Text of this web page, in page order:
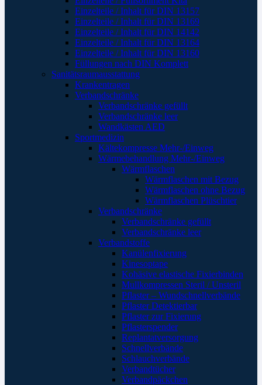
Einzelteile / Inhalt für DIN 13157
Einzelteile / Inhalt für DIN 13169
Einzelteile / Inhalt für DIN 14142
Einzelteile / Inhalt für DIN 13164
Einzelteile / Inhalt für DIN 13160
Füllungen nach DIN Komplett
Sanitätsraumausstattung
Krankentragen
Verbandschränke
Verbandschränke gefüllt
Verbandschränke leer
Wandkästen AED
Sportmedizin
Kältekompresse Mehr-/Einweg
Wärmebehandlung Mehr-/Einweg
Wärmflaschen
Wärmflaschen mit Bezug
Wärmflaschen ohne Bezug
Wärmflaschen Plüschtier
Verbandschränke
Verbandschränke gefüllt
Verbandschränke leer
Verbandstoffe
Kanülenfixierung
Kinesoptape
Kohäsive elastische Fixierbinden
Mullkompressen Steril / Unsteril
Pflaster – Wundschnellverbände
Pflaster Detektierbar
Pflaster zur Fixierung
Pflasterspender
Replantatversorgung
Schnellverbände
Schlauchverbände
Verbandtücher
Verbandpäckchen